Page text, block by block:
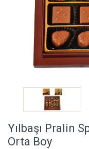
Yılbaşı Pralin
Orta Boy